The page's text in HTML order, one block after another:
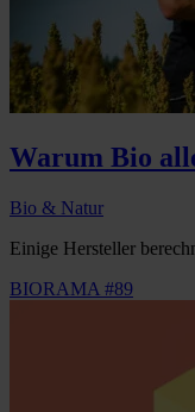
Warum Bio
Bio & Natur
Einige Hersteller
BIORAMA #89